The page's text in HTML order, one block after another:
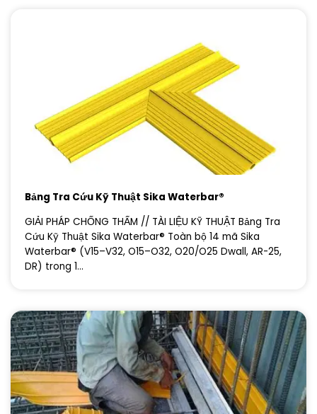
Bảng Tra Cứu Kỹ Thuật Sika Waterbar®
GIẢI PHÁP CHỐNG THẤM // TÀI LIỆU KỸ THUẬT Bảng Tra
Cứu Kỹ Thuật Sika Waterbar® Toàn bộ 14 mã Sika
Waterbar® (V15–V32, O15–O32, O20/O25 Dwall, AR-25,
DR) trong 1...